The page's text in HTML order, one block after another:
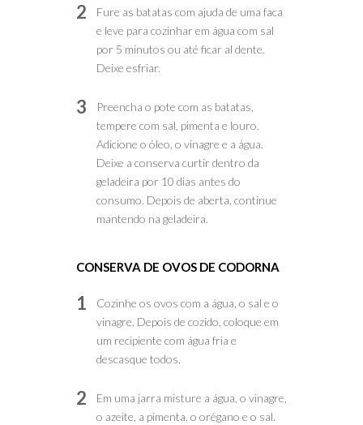
2
Fure as batatas com ajuda de uma faca
e leve para cozinhar em água com sal
por 5 minutos ou até ficar al dente.
Deixe esfriar.
3
Preencha o pote com as batatas,
tempere com sal, pimenta e louro.
Adicione o óleo, o vinagre e a água.
Deixe a conserva curtir dentro da
geladeira por 10 dias antes do
consumo. Depois de aberta, continue
mantendo na geladeira.
CONSERVA DE OVOS DE CODORNA
1
Cozinhe os ovos com a água, o sal e o
vinagre. Depois de cozido, coloque em
um recipiente com água fria e
descasque todos.
2
Em uma jarra misture a água, o vinagre,
o azeite, a pimenta, o orégano e o sal.